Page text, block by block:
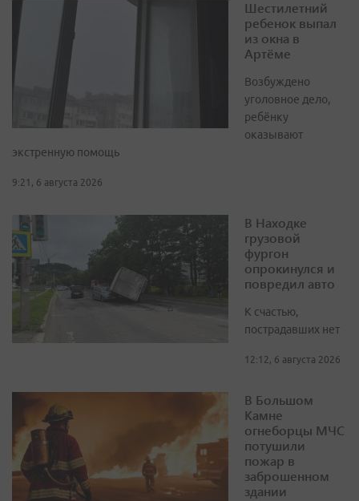
Шестилетний
ребенок выпал
из окна в
Артёме
Возбуждено
уголовное дело,
ребёнку
оказывают
экстренную помощь
9:21, 6 августа 2026
В Находке
грузовой
фургон
опрокинулся и
повредил авто
К счастью,
пострадавших нет
12:12, 6 августа 2026
В Большом
Камне
огнеборцы МЧС
потушили
пожар в
заброшенном
здании